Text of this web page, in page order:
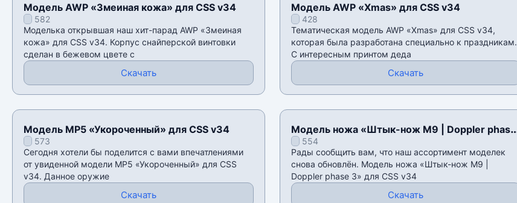
Модель AWP «Змеиная кожа» для CSS v34
582
Моделька открывшая наш хит-парад AWP «Змеиная
кожа» для CSS v34. Корпус снайперской винтовки
сделан в бежевом цвете с
Скачать
Модель AWP «Xmas» для CSS v34
428
Тематическая модель AWP «Xmas» для CSS v34,
которая была разработана специально к праздникам.
С интересным принтом деда
Скачать
Модель MP5 «Укороченный» для CSS v34
573
Сегодня хотели бы поделится с вами впечатлениями
от увиденной модели MP5 «Укороченный» для CSS
v34. Данное оружие
Скачать
Модель ножа «Штык-нож M9 | Doppler phase
3» для CSS v34
554
Рады сообщить вам, что наш ассортимент моделек
снова обновлён. Модель ножа «Штык-нож M9 |
Doppler phase 3» для CSS v34
Скачать